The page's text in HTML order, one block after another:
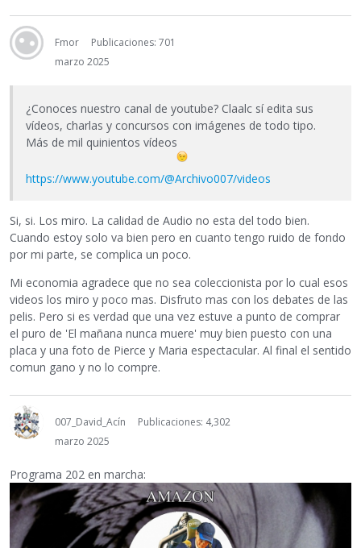
Fmor
Publicaciones: 701
marzo 2025
¿Conoces nuestro canal de youtube? Claalc sí edita sus
vídeos, charlas y concursos con imágenes de todo tipo.
Más de mil quinientos vídeos
https://www.youtube.com/@Archivo007/videos
Si, si. Los miro. La calidad de Audio no esta del todo bien.
Cuando estoy solo va bien pero en cuanto tengo ruido de fondo
por mi parte, se complica un poco.
Mi economia agradece que no sea coleccionista por lo cual esos
videos los miro y poco mas. Disfruto mas con los debates de las
pelis. Pero si es verdad que una vez estuve a punto de comprar
el puro de 'El mañana nunca muere' muy bien puesto con una
placa y una foto de Pierce y Maria espectacular. Al final el sentido
comun gano y no lo compre.
007_David_Acín
Publicaciones: 4,302
marzo 2025
Programa 202 en marcha: